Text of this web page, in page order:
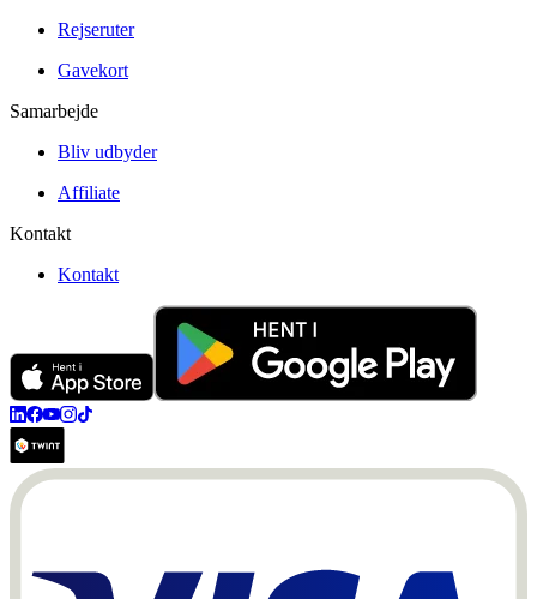
Rejseruter
Gavekort
Samarbejde
Bliv udbyder
Affiliate
Kontakt
Kontakt